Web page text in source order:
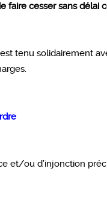
faire cesser sans délai
tenu solidairement
et/ou d’injonction